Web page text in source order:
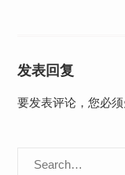
发表回复
要发表评论，您必